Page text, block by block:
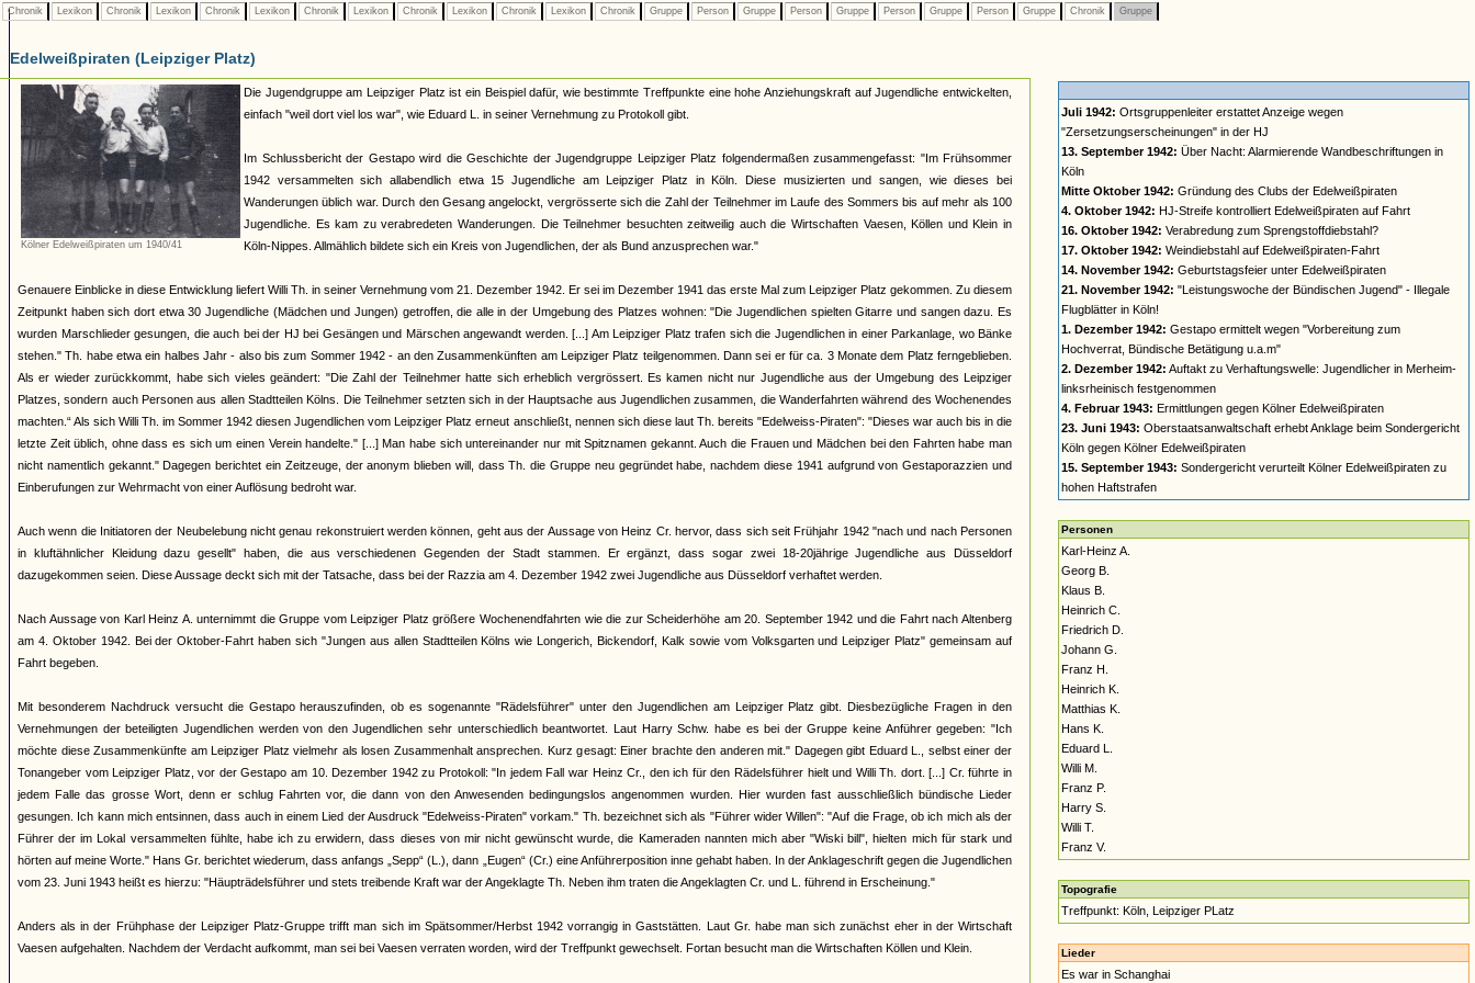
Chronik Lexikon Chronik Lexikon Chronik Lexikon Chronik Lexikon Chronik Lexikon Chronik Lexikon Chronik Gruppe Person Gruppe Person Gruppe Person Gruppe Person Gruppe Chronik Gruppe
Edelweißpiraten (Leipziger Platz)
Kölner Edelweißpiraten um 1940/41
Die Jugendgruppe am Leipziger Platz ist ein Beispiel dafür, wie bestimmte Treffpunkte eine hohe Anziehungskraft auf Jugendliche entwickelten,
einfach "weil dort viel los war", wie Eduard L. in seiner Vernehmung zu Protokoll gibt.
Im Schlussbericht der Gestapo wird die Geschichte der Jugendgruppe Leipziger Platz folgendermaßen zusammengefasst: "Im Frühsommer
1942 versammelten sich allabendlich etwa 15 Jugendliche am Leipziger Platz in Köln. Diese musizierten und sangen, wie dieses bei
Wanderungen üblich war. Durch den Gesang angelockt, vergrösserte sich die Zahl der Teilnehmer im Laufe des Sommers bis auf mehr als 100
Jugendliche. Es kam zu verabredeten Wanderungen. Die Teilnehmer besuchten zeitweilig auch die Wirtschaften Vaesen, Köllen und Klein in
Köln-Nippes. Allmählich bildete sich ein Kreis von Jugendlichen, der als Bund anzusprechen war."
Genauere Einblicke in diese Entwicklung liefert Willi Th. in seiner Vernehmung vom 21. Dezember 1942. Er sei im Dezember 1941 das erste Mal zum Leipziger Platz gekommen. Zu diesem
Zeitpunkt haben sich dort etwa 30 Jugendliche (Mädchen und Jungen) getroffen, die alle in der Umgebung des Platzes wohnen: "Die Jugendlichen spielten Gitarre und sangen dazu. Es
wurden Marschlieder gesungen, die auch bei der HJ bei Gesängen und Märschen angewandt werden. [...] Am Leipziger Platz trafen sich die Jugendlichen in einer Parkanlage, wo Bänke
stehen." Th. habe etwa ein halbes Jahr - also bis zum Sommer 1942 - an den Zusammenkünften am Leipziger Platz teilgenommen. Dann sei er für ca. 3 Monate dem Platz ferngeblieben.
Als er wieder zurückkommt, habe sich vieles geändert: "Die Zahl der Teilnehmer hatte sich erheblich vergrössert. Es kamen nicht nur Jugendliche aus der Umgebung des Leipziger
Platzes, sondern auch Personen aus allen Stadtteilen Kölns. Die Teilnehmer setzten sich in der Hauptsache aus Jugendlichen zusammen, die Wanderfahrten während des Wochenendes
machten.“ Als sich Willi Th. im Sommer 1942 diesen Jugendlichen vom Leipziger Platz erneut anschließt, nennen sich diese laut Th. bereits "Edelweiss-Piraten": "Dieses war auch bis in die
letzte Zeit üblich, ohne dass es sich um einen Verein handelte." [...] Man habe sich untereinander nur mit Spitznamen gekannt. Auch die Frauen und Mädchen bei den Fahrten habe man
nicht namentlich gekannt." Dagegen berichtet ein Zeitzeuge, der anonym blieben will, dass Th. die Gruppe neu gegründet habe, nachdem diese 1941 aufgrund von Gestaporazzien und
Einberufungen zur Wehrmacht von einer Auflösung bedroht war.
Auch wenn die Initiatoren der Neubelebung nicht genau rekonstruiert werden können, geht aus der Aussage von Heinz Cr. hervor, dass sich seit Frühjahr 1942 "nach und nach Personen
in kluftähnlicher Kleidung dazu gesellt" haben, die aus verschiedenen Gegenden der Stadt stammen. Er ergänzt, dass sogar zwei 18-20jährige Jugendliche aus Düsseldorf
dazugekommen seien. Diese Aussage deckt sich mit der Tatsache, dass bei der Razzia am 4. Dezember 1942 zwei Jugendliche aus Düsseldorf verhaftet werden.
Nach Aussage von Karl Heinz A. unternimmt die Gruppe vom Leipziger Platz größere Wochenendfahrten wie die zur Scheiderhöhe am 20. September 1942 und die Fahrt nach Altenberg
am 4. Oktober 1942. Bei der Oktober-Fahrt haben sich "Jungen aus allen Stadtteilen Kölns wie Longerich, Bickendorf, Kalk sowie vom Volksgarten und Leipziger Platz" gemeinsam auf
Fahrt begeben.
Mit besonderem Nachdruck versucht die Gestapo herauszufinden, ob es sogenannte "Rädelsführer" unter den Jugendlichen am Leipziger Platz gibt. Diesbezügliche Fragen in den
Vernehmungen der beteiligten Jugendlichen werden von den Jugendlichen sehr unterschiedlich beantwortet. Laut Harry Schw. habe es bei der Gruppe keine Anführer gegeben: "Ich
möchte diese Zusammenkünfte am Leipziger Platz vielmehr als losen Zusammenhalt ansprechen. Kurz gesagt: Einer brachte den anderen mit." Dagegen gibt Eduard L., selbst einer der
Tonangeber vom Leipziger Platz, vor der Gestapo am 10. Dezember 1942 zu Protokoll: "In jedem Fall war Heinz Cr., den ich für den Rädelsführer hielt und Willi Th. dort. [...] Cr. führte in
jedem Falle das grosse Wort, denn er schlug Fahrten vor, die dann von den Anwesenden bedingungslos angenommen wurden. Hier wurden fast ausschließlich bündische Lieder
gesungen. Ich kann mich entsinnen, dass auch in einem Lied der Ausdruck "Edelweiss-Piraten" vorkam." Th. bezeichnet sich als "Führer wider Willen": "Auf die Frage, ob ich mich als der
Führer der im Lokal versammelten fühlte, habe ich zu erwidern, dass dieses von mir nicht gewünscht wurde, die Kameraden nannten mich aber "Wiski bill", hielten mich für stark und
hörten auf meine Worte." Hans Gr. berichtet wiederum, dass anfangs „Sepp“ (L.), dann „Eugen“ (Cr.) eine Anführerposition inne gehabt haben. In der Anklageschrift gegen die Jugendlichen
vom 23. Juni 1943 heißt es hierzu: "Häupträdelsführer und stets treibende Kraft war der Angeklagte Th. Neben ihm traten die Angeklagten Cr. und L. führend in Erscheinung."
Anders als in der Frühphase der Leipziger Platz-Gruppe trifft man sich im Spätsommer/Herbst 1942 vorrangig in Gaststätten. Laut Gr. habe man sich zunächst eher in der Wirtschaft
Vaesen aufgehalten. Nachdem der Verdacht aufkommt, man sei bei Vaesen verraten worden, wird der Treffpunkt gewechselt. Fortan besucht man die Wirtschaften Köllen und Klein.
Juli 1942: Ortsgruppenleiter erstattet Anzeige wegen
"Zersetzungserscheinungen" in der HJ
13. September 1942: Über Nacht: Alarmierende Wandbeschriftungen in
Köln
Mitte Oktober 1942: Gründung des Clubs der Edelweißpiraten
4. Oktober 1942: HJ-Streife kontrolliert Edelweißpiraten auf Fahrt
16. Oktober 1942: Verabredung zum Sprengstoffdiebstahl?
17. Oktober 1942: Weindiebstahl auf Edelweißpiraten-Fahrt
14. November 1942: Geburtstagsfeier unter Edelweißpiraten
21. November 1942: "Leistungswoche der Bündischen Jugend" - Illegale
Flugblätter in Köln!
1. Dezember 1942: Gestapo ermittelt wegen "Vorbereitung zum
Hochverrat, Bündische Betätigung u.a.m"
2. Dezember 1942: Auftakt zu Verhaftungswelle: Jugendlicher in Merheim-
linksrheinisch festgenommen
4. Februar 1943: Ermittlungen gegen Kölner Edelweißpiraten
23. Juni 1943: Oberstaatsanwaltschaft erhebt Anklage beim Sondergericht
Köln gegen Kölner Edelweißpiraten
15. September 1943: Sondergericht verurteilt Kölner Edelweißpiraten zu
hohen Haftstrafen
Personen
Karl-Heinz A.
Georg B.
Klaus B.
Heinrich C.
Friedrich D.
Johann G.
Franz H.
Heinrich K.
Matthias K.
Hans K.
Eduard L.
Willi M.
Franz P.
Harry S.
Willi T.
Franz V.
Topografie
Treffpunkt: Köln, Leipziger PLatz
Lieder
Es war in Schanghai